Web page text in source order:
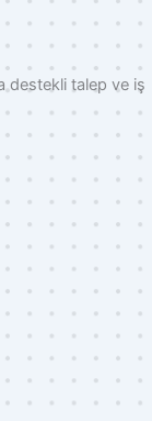
destekli talep ve iş